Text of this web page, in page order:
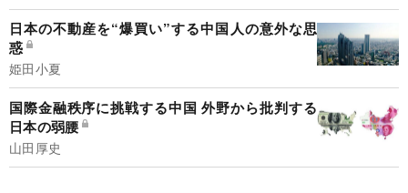
日本の不動産を“爆買い”する中国人の意外な思
惑
姫田小夏
国際金融秩序に挑戦する中国 外野から批判する
日本の弱腰
山田厚史